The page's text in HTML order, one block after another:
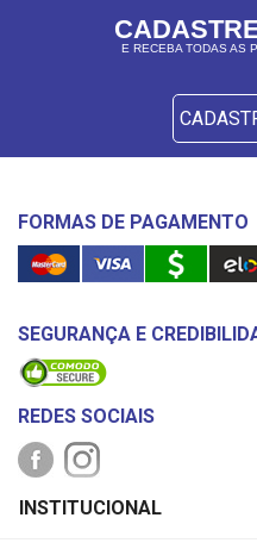
E RECEBA TODAS AS
FORMAS DE PAGAMENTO
SEGURANÇA E
REDES SOCIAIS
PAGAMENTO
INSTITUCIONAL